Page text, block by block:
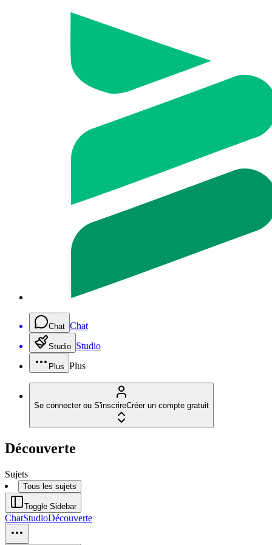
Chat Chat
Studio Studio
Plus Plus
Se connecter ou S'inscrireCréer un compte gratuit
Découverte
Sujets
Tous les sujets
Toggle Sidebar
ChatStudioDécouverte